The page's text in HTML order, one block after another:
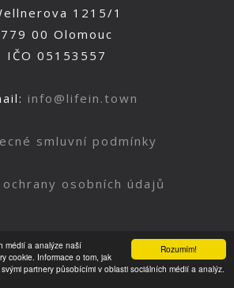
Rozumím!
médií a analýze naší
cookie. Informace o tom, jak
partnery působícími v oblasti sociálních médií a analýz.
1215/1
779 00 Olomouc
IČO 05153557
info@lifein.town
smluvní podmínky
ochrany osobních údajů
Nahoru